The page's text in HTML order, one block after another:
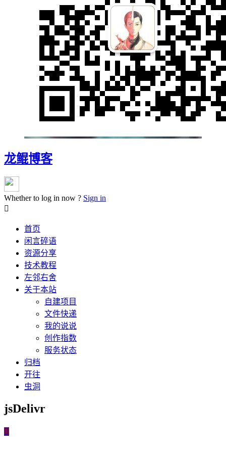
龙鲲博客
Whether to log in now ? Sign in

首页
闲言碎语
资源分享
技术教程
左邻右舍
关于本站
自建项目
文件快递
我的说说
创作指数
服务状态
归档
开往
虫洞
jsDelivr
